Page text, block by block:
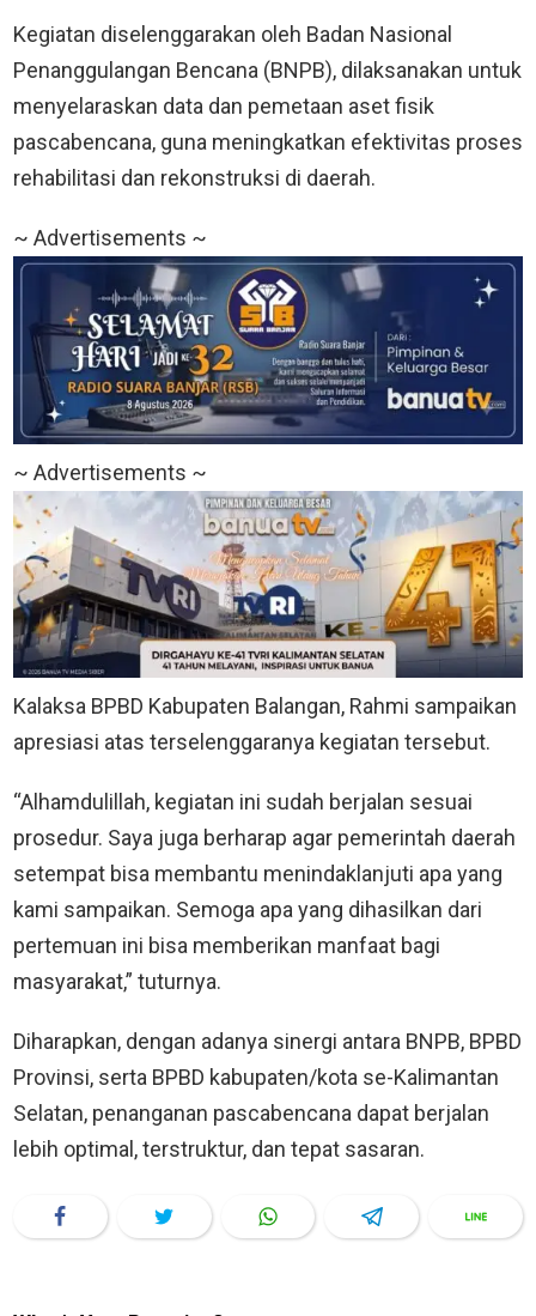
Kegiatan diselenggarakan oleh Badan Nasional
Penanggulangan Bencana (BNPB), dilaksanakan untuk
menyelaraskan data dan pemetaan aset fisik
pascabencana, guna meningkatkan efektivitas proses
rehabilitasi dan rekonstruksi di daerah.
~ Advertisements ~
~ Advertisements ~
Kalaksa BPBD Kabupaten Balangan, Rahmi sampaikan
apresiasi atas terselenggaranya kegiatan tersebut.
“Alhamdulillah, kegiatan ini sudah berjalan sesuai
prosedur. Saya juga berharap agar pemerintah daerah
setempat bisa membantu menindaklanjuti apa yang
kami sampaikan. Semoga apa yang dihasilkan dari
pertemuan ini bisa memberikan manfaat bagi
masyarakat,” tuturnya.
Diharapkan, dengan adanya sinergi antara BNPB, BPBD
Provinsi, serta BPBD kabupaten/kota se-Kalimantan
Selatan, penanganan pascabencana dapat berjalan
lebih optimal, terstruktur, dan tepat sasaran.